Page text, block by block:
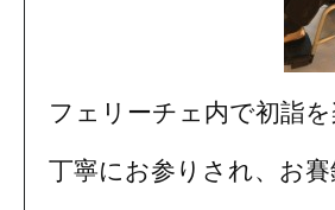
フェリーチェ内で初詣
丁寧にお参りされ、お